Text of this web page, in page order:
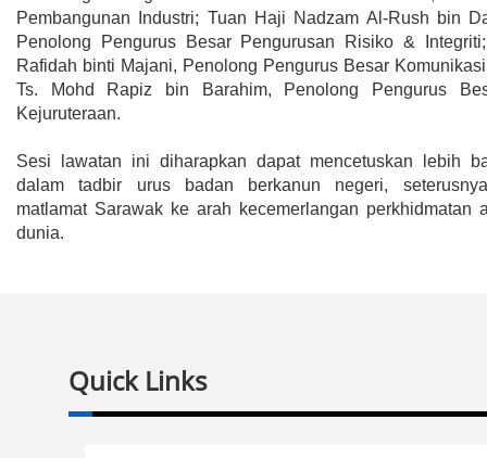
Pembangunan Industri; Tuan Haji Nadzam Al-Rush bin
Penolong Pengurus Besar Pengurusan Risiko &
Rafidah binti Majani, Penolong Pengurus Besar
Ts. Mohd Rapiz bin Barahim, Penolong Pengurus
Kejuruteraan.
Sesi lawatan ini diharapkan dapat mencetuskan lebih
dalam tadbir urus badan berkanun negeri,
matlamat Sarawak ke arah kecemerlangan perkhidmatan
dunia.
Quick Links